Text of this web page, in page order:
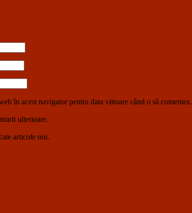
în acest navigator pentru data viitoare când o să comentez.
ulterioare.
articole noi.